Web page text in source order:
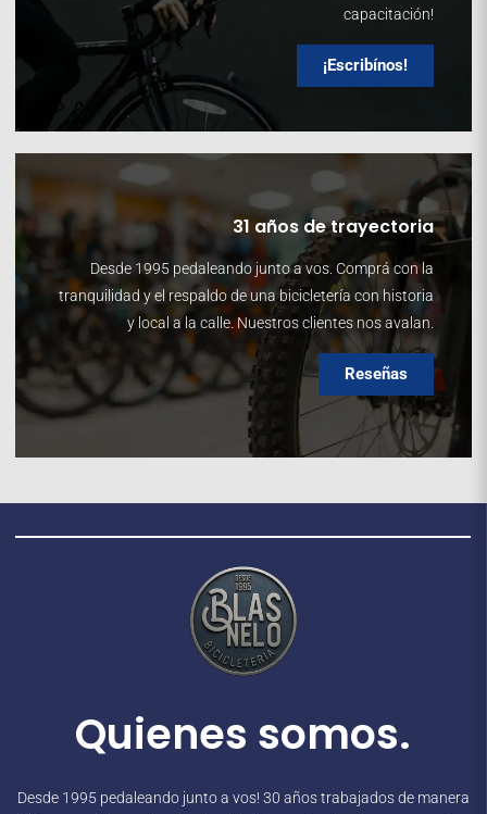
capacitación!
¡Escribínos!
31 años de trayectoria
Desde 1995 pedaleando junto a vos. Comprá con la
tranquilidad y el respaldo de una bicicletería con historia
y local a la calle. Nuestros clientes nos avalan.
Reseñas
Quienes somos.
Desde 1995 pedaleando junto a vos! 30 años trabajados de manera